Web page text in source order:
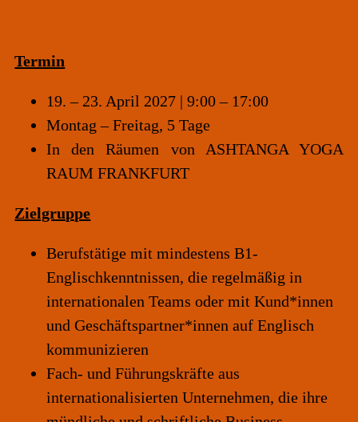
Termin
19. – 23. April 2027 | 9:00 – 17:00
Montag – Freitag, 5 Tage
In den Räumen von
ASHTANGA YOGA
RAUM FRANKFURT
Zielgruppe
Berufstätige mit mindestens B1-
Englischkenntnissen, die regelmäßig in
internationalen Teams oder mit Kund*innen
und Geschäftspartner*innen auf Englisch
kommunizieren
Fach- und Führungskräfte aus
internationalisierten Unternehmen, die ihre